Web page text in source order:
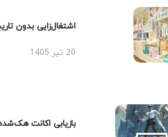
اشتغال‌زایی بدون تاریخ
20 تیر 1405
بازیابی اکانت هک‌شده